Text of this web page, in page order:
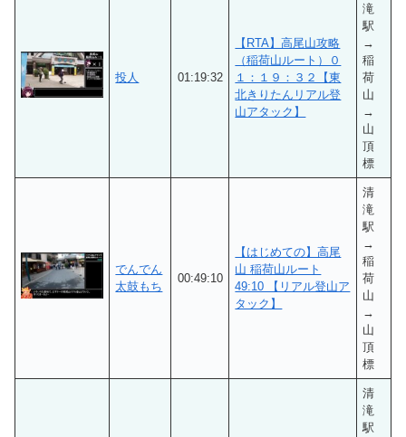
投人 01:19:32
【RTA】高尾山攻略
（稲荷山ルート）０
１：１９：３２【東
北きりたんリアル登
山アタック】
滝
駅
→
稲
荷
山
→
山
頂
標
でんでん
太鼓もち
00:49:10
【はじめての】高尾
山 稲荷山ルート
49:10 【リアル登山ア
タック】
清
滝
駅
→
稲
荷
山
→
山
頂
標
清
滝
駅